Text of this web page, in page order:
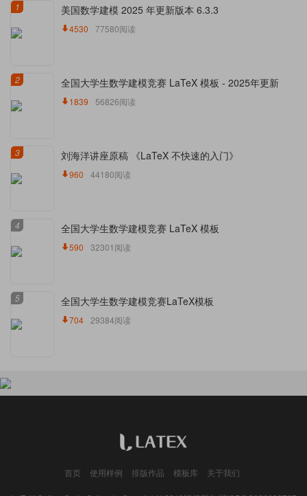
1 美国数学建模 2025 年更新版本 6.3.3
4530 77580阅读
2 全国大学生数学建模竞赛 LaTeX 模板 - 2025年更新
1839 56826阅读
3 刘海洋讲座原稿 《LaTeX 不快速的入门》
960 44180阅读
4 全国大学生数学建模竞赛 LaTeX 模板
590 32301阅读
5 全国大学生数学建模竞赛LaTeX模板
704 29384阅读
首页 使用样例 排版作品 模板库 关于我们